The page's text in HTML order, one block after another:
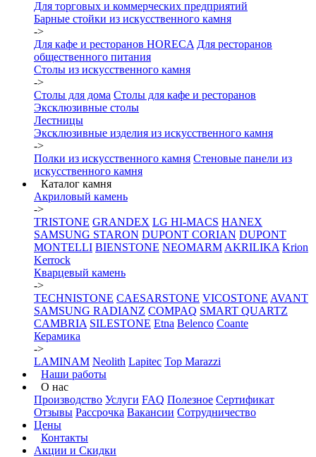
Для торговых и коммерческих предприятий
Барные стойки из искусственного камня
->
Для кафе и ресторанов HORECA Для ресторанов
общественного питания
Столы из искусственного камня
->
Столы для дома Столы для кафе и ресторанов
Эксклюзивные столы
Лестницы
Эксклюзивные изделия из искусственного камня
->
Полки из искусственного камня Стеновые панели из
искусственного камня
Каталог камня
Акриловый камень
->
TRISTONE GRANDEX LG HI-MACS HANEX
SAMSUNG STARON DUPONT CORIAN DUPONT
MONTELLI BIENSTONE NEOMARM AKRILIKA Krion
Kerrock
Кварцевый камень
->
TECHNISTONE CAESARSTONE VICOSTONE AVANT
SAMSUNG RADIANZ COMPAQ SMART QUARTZ
CAMBRIA SILESTONE Etna Belenco Coante
Керамика
->
LAMINAM Neolith Lapitec Top Marazzi
Наши работы
О нас
Производство Услуги FAQ Полезное Сертификат
Отзывы Рассрочка Вакансии Сотрудничество
Цены
Контакты
Акции и Скидки